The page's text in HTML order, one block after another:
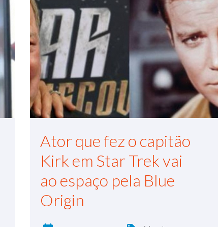
Ator que fez o capitão
Kirk em Star Trek vai
ao espaço pela Blue
Origin